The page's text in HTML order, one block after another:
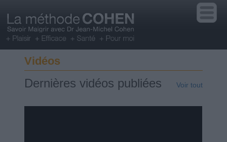
Vidéos
Dernières vidéos publiées Voir tout